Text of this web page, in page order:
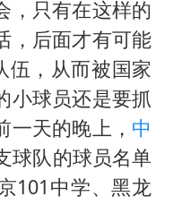
如何把百年大党建设得更加坚强有力
香港殿堂级填词人黎彼得因病离世 终年76岁
乘客脱鞋散发异味 司机提醒反被怼
日本籍女网红在韩直播时自杀身亡
瘦引热议
总书记关心百姓身边这些民生大事
，只有在这样的
，后面才有可能
伍，从而被国家
小球员还是要抓
天的晚上， 中
球队的球员名单
101中学、黑龙